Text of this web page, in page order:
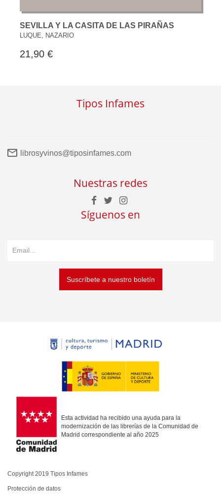
SEVILLA Y LA CASITA DE LAS PIRAÑAS
LUQUE, NAZARIO
21,90 €
Tipos Infames
librosyvinos@tiposinfames.com
Nuestras redes
Síguenos en
Suscríbete a nuestro boletín
Esta actividad ha recibido una ayuda para la
modernización de las librerías de la Comunidad de
Madrid correspondiente al año 2025
Copyright 2019 Tipos Infames
Protección de datos